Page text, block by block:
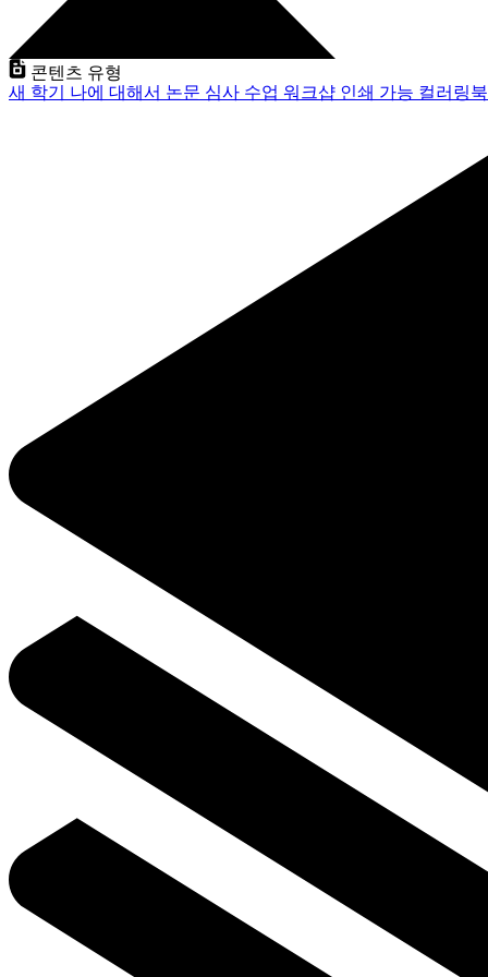
콘텐츠 유형
새 학기 나에 대해서 논문 심사 수업 워크샵 인쇄 가능 컬러링북